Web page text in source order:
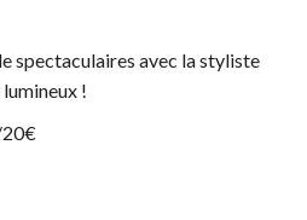
spectaculaires avec la styliste
!